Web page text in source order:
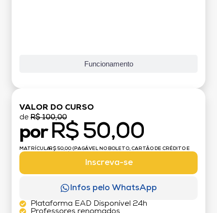
Funcionamento
VALOR DO CURSO
de R$ 100,00
por R$ 50,00
MATRÍCULA:R$ 50,00 (PAGÁVEL NO BOLETO, CARTÃO DE CRÉDITO E
Inscreva-se
Infos pelo WhatsApp
Plataforma EAD Disponível 24h